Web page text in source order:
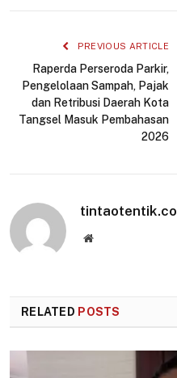
PREVIOUS ARTICLE
Raperda Perseroda Parkir,
Pengelolaan Sampah, Pajak
dan Retribusi Daerah Kota
Tangsel Masuk Pembahasan
2026
tintaotentik.co
Website
RELATED POSTS